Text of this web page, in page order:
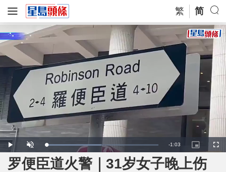
繁 简
P
l
a
y
U
n
m
u
t
L
o
d
e
R
e
-1:03
P
i
c
t
u
F
u
罗便臣道火警｜31岁女子晚上伤